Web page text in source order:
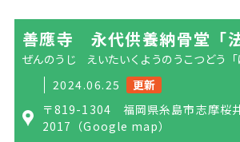
善應寺 永代供養納骨堂「法
ぜんのうじ えいたいくようのうこつどう「
2024.06.25
更新
〒819-1304 福岡県糸島市志摩桜
2017 （Google map）